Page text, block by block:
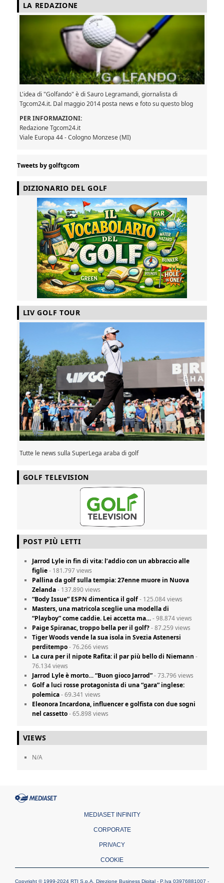
LA REDAZIONE
L'idea di "Golfando" è di Sauro Legramandi, giornalista di
Tgcom24.it. Dal maggio 2014 posta news e foto su questo blog
PER INFORMAZIONI:
Redazione Tgcom24.it
Viale Europa 44 - Cologno Monzese (MI)
Tweets by golftgcom
DIZIONARIO DEL GOLF
LIV GOLF TOUR
Tutte le news sulla SuperLega araba di golf
GOLF TELEVISION
POST PIÙ LETTI
Jarrod Lyle in fin di vita: l’addio con un abbraccio alle
figlie- 181.797 views
Pallina da golf sulla tempia: 27enne muore in Nuova
Zelanda- 137.890 views
“Body Issue” ESPN dimentica il golf- 125.084 views
Masters, una matricola sceglie una modella di
“Playboy” come caddie. Lei accetta ma…- 98.874 views
Paige Spiranac, troppo bella per il golf?- 87.259 views
Tiger Woods vende la sua isola in Svezia Astenersi
perditempo- 76.266 views
La cura per il nipote Rafita: il par più bello di Niemann -
76.134 views
Jarrod Lyle è morto… “Buon gioco Jarrod”- 73.796 views
Golf a luci rosse protagonista di una “gara” inglese:
polemica- 69.341 views
Eleonora Incardona, influencer e golfista con due sogni
nel cassetto- 65.898 views
VIEWS
N/A
MEDIASET INFINITY
CORPORATE
PRIVACY
COOKIE
Copyright © 1999-2024 RTI S.p.A. Direzione Business Digital - P.Iva 03976881007 -